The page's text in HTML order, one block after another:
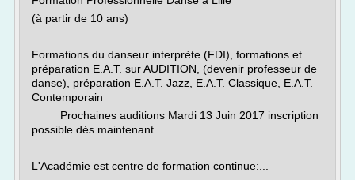
(à partir de 10 ans)
Formations du danseur interprète (FDI), formations et
préparation E.A.T. sur AUDITION, (devenir professeur de
danse), préparation E.A.T. Jazz, E.A.T. Classique, E.A.T.
Contemporain
Prochaines auditions Mardi 13 Juin 2017 inscription
possible dés maintenant
L'Académie est centre de formation continue:...